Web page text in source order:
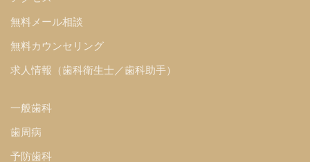
無料メール相談
無料カウンセリング
求人情報（歯科衛生士／歯科助手）
一般歯科
歯周病
予防歯科